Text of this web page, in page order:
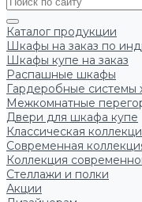
Каталог продукции
Шкафы на заказ по
Шкафы купе на заказ
Распашные шкафы
Гардеробные системы
Межкомнатные
Двери для шкафа купе
Классическая
Современная
Коллекция
Стеллажи и полки
Акции